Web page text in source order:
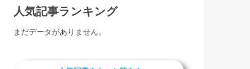
人気記事ランキング
まだデータがありません。